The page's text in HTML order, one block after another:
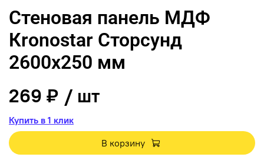
Стеновая панель МДФ
Кronostar Сторсунд
2600х250 мм
269 ₽ / шт
Купить в 1 клик
В корзину